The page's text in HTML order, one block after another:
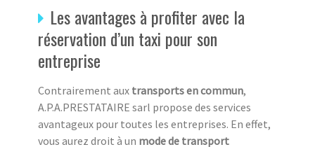
Les avantages à profiter avec la
réservation d’un taxi pour son
entreprise
Contrairement aux transports en commun,
A.P.A.PRESTATAIRE sarl propose des services
avantageux pour toutes les entreprises. En effet,
vous aurez droit à un mode de transport